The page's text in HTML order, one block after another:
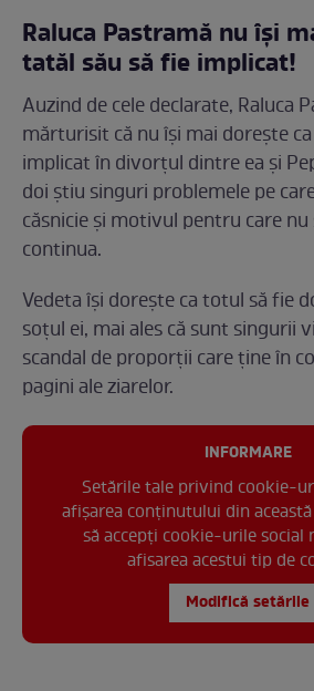
Raluca Pastramă nu își
tatăl său să fie implicat!
Auzind de cele declarate, Raluca
mărturisit că nu își mai dorește
implicat în divorțul dintre ea și
doi știu singuri problemele pe
căsnicie și motivul pentru care
continua.
Vedeta își dorește ca totul să fie
soțul ei, mai ales că sunt singurii
scandal de proporții care ține în
pagini ale ziarelor.
INFORMARE
Setările tale privind cookie-
afișarea conținutului din această
să accepți cookie-urile social
afisarea acestui tip de
Modifică setările